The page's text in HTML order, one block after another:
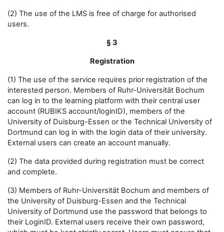
(2) The use of the LMS is free of charge for authorised
users.
§ 3
Registration
(1) The use of the service requires prior registration of the
interested person. Members of Ruhr-Universität Bochum
can log in to the learning platform with their central user
account (RUBIKS account/loginID), members of the
University of Duisburg-Essen or the Technical University of
Dortmund can log in with the login data of their university.
External users can create an account manually.
(2) The data provided during registration must be correct
and complete.
(3) Members of Ruhr-Universität Bochum and members of
the University of Duisburg-Essen and the Technical
University of Dortmund use the password that belongs to
their LoginID. External users receive their own password,